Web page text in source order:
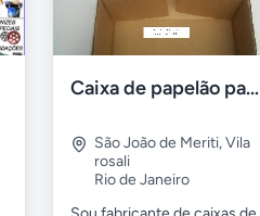
Caixa de papelão para sedex
São João de Meriti,Vila
rosali
Rio de Janeiro